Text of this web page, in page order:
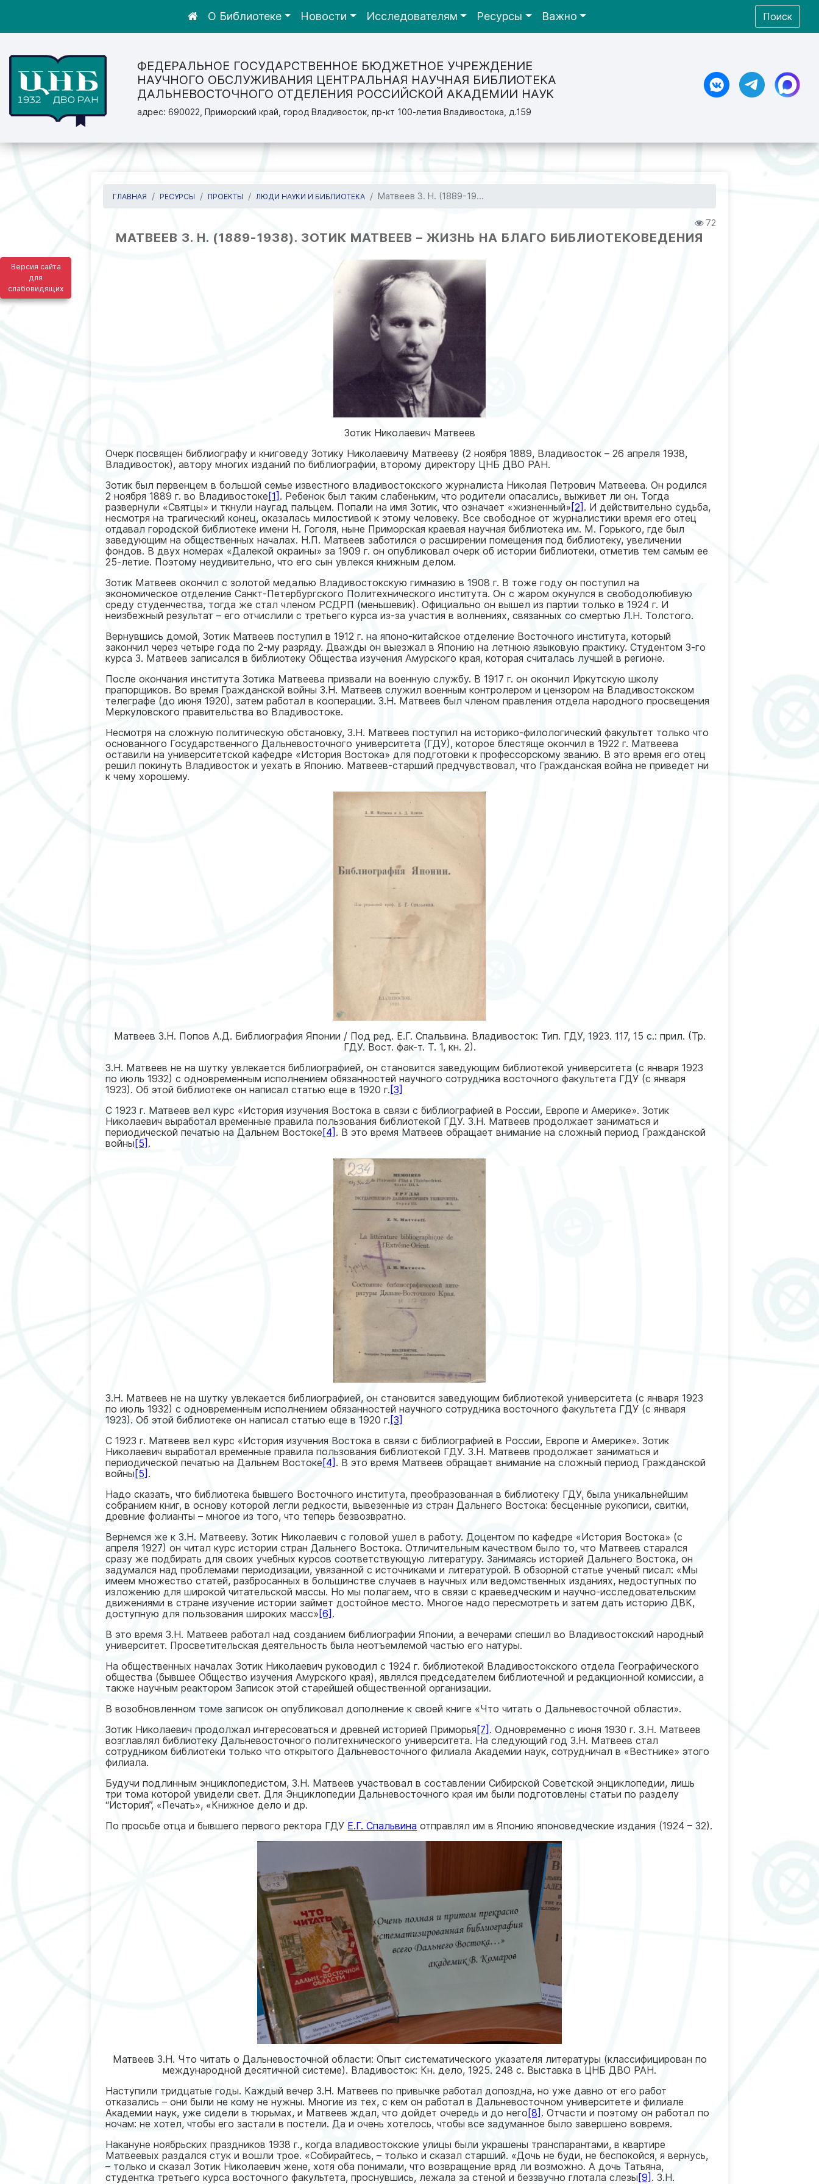
Версия сайта
для
слабовидящих
ФЕДЕРАЛЬНОЕ ГОСУДАРСТВЕННОЕ БЮДЖЕТНОЕ УЧРЕЖДЕНИЕ
НАУЧНОГО ОБСЛУЖИВАНИЯ ЦЕНТРАЛЬНАЯ НАУЧНАЯ БИБЛИОТЕКА
ДАЛЬНЕВОСТОЧНОГО ОТДЕЛЕНИЯ РОССИЙСКОЙ АКАДЕМИИ НАУК
адрес: 690022, Приморский край, город Владивосток, пр-кт 100-летия Владивостока, д.159
О Библиотеке Новости Исследователям Ресурсы Важно Поиск
ГЛАВНАЯ РЕСУРСЫ ПРОЕКТЫ ЛЮДИ НАУКИ И БИБЛИОТЕКА Матвеев З. Н. (1889-19...
72
МАТВЕЕВ З. Н. (1889-1938). ЗОТИК МАТВЕЕВ – ЖИЗНЬ НА БЛАГО БИБЛИОТЕКОВЕДЕНИЯ
Зотик Николаевич Матвеев
Очерк посвящен библиографу и книговеду Зотику Николаевичу Матвееву (2 ноября 1889, Владивосток – 26 апреля 1938,
Владивосток), автору многих изданий по библиографии, второму директору ЦНБ ДВО РАН.
Зотик был первенцем в большой семье известного владивостокского журналиста Николая Петрович Матвеева. Он родился
2 ноября 1889 г. во Владивостоке [1] . Ребенок был таким слабеньким, что родители опасались, выживет ли он. Тогда
развернули «Святцы» и ткнули наугад пальцем. Попали на имя Зотик, что означает «жизненный» [2] . И действительно судьба,
несмотря на трагический конец, оказалась милостивой к этому человеку. Все свободное от журналистики время его отец
отдавал городской библиотеке имени Н. Гоголя, ныне Приморская краевая научная библиотека им. М. Горького, где был
заведующим на общественных началах. Н.П. Матвеев заботился о расширении помещения под библиотеку, увеличении
фондов. В двух номерах «Далекой окраины» за 1909 г. он опубликовал очерк об истории библиотеки, отметив тем самым ее
25-летие. Поэтому неудивительно, что его сын увлекся книжным делом.
Зотик Матвеев окончил с золотой медалью Владивостокскую гимназию в 1908 г. В тоже году он поступил на
экономическое отделение Санкт-Петербургского Политехнического института. Он с жаром окунулся в свободолюбивую
среду студенчества, тогда же стал членом РСДРП (меньшевик). Официально он вышел из партии только в 1924 г. И
неизбежный результат – его отчислили с третьего курса из-за участия в волнениях, связанных со смертью Л.Н. Толстого.
Вернувшись домой, Зотик Матвеев поступил в 1912 г. на японо-китайское отделение Восточного института, который
закончил через четыре года по 2-му разряду. Дважды он выезжал в Японию на летнюю языковую практику. Студентом 3-го
курса З. Матвеев записался в библиотеку Общества изучения Амурского края, которая считалась лучшей в регионе.
После окончания института Зотика Матвеева призвали на военную службу. В 1917 г. он окончил Иркутскую школу
прапорщиков. Во время Гражданской войны З.Н. Матвеев служил военным контролером и цензором на Владивостокском
телеграфе (до июня 1920), затем работал в кооперации. З.Н. Матвеев был членом правления отдела народного просвещения
Меркуловского правительства во Владивостоке.
Несмотря на сложную политическую обстановку, З.Н. Матвеев поступил на историко-филологический факультет только что
основанного Государственного Дальневосточного университета (ГДУ), которое блестяще окончил в 1922 г. Матвеева
оставили на университетской кафедре «История Востока» для подготовки к профессорскому званию. В это время его отец
решил покинуть Владивосток и уехать в Японию. Матвеев-старший предчувствовал, что Гражданская война не приведет ни
к чему хорошему.
Матвеев З.Н. Попов А.Д. Библиография Японии / Под ред. Е.Г. Спальвина. Владивосток: Тип. ГДУ, 1923. 117, 15 с.: прил. (Тр.
ГДУ. Вост. фак-т. Т. 1, кн. 2).
З.Н. Матвеев не на шутку увлекается библиографией, он становится заведующим библиотекой университета (с января 1923
по июль 1932) с одновременным исполнением обязанностей научного сотрудника восточного факультета ГДУ (с января
1923). Об этой библиотеке он написал статью еще в 1920 г. [3]
С 1923 г. Матвеев вел курс «История изучения Востока в связи с библиографией в России, Европе и Америке». Зотик
Николаевич выработал временные правила пользования библиотекой ГДУ. З.Н. Матвеев продолжает заниматься и
периодической печатью на Дальнем Востоке [4] . В это время Матвеев обращает внимание на сложный период Гражданской
войны [5] .
З.Н. Матвеев не на шутку увлекается библиографией, он становится заведующим библиотекой университета (с января 1923
по июль 1932) с одновременным исполнением обязанностей научного сотрудника восточного факультета ГДУ (с января
1923). Об этой библиотеке он написал статью еще в 1920 г. [3]
С 1923 г. Матвеев вел курс «История изучения Востока в связи с библиографией в России, Европе и Америке». Зотик
Николаевич выработал временные правила пользования библиотекой ГДУ. З.Н. Матвеев продолжает заниматься и
периодической печатью на Дальнем Востоке[4] . В это время Матвеев обращает внимание на сложный период Гражданской
войны[5] .
Надо сказать, что библиотека бывшего Восточного института, преобразованная в библиотеку ГДУ, была уникальнейшим
собранием книг, в основу которой легли редкости, вывезенные из стран Дальнего Востока: бесценные рукописи, свитки,
древние фолианты – многое из того, что теперь безвозвратно.
Вернемся же к З.Н. Матвееву. Зотик Николаевич с головой ушел в работу. Доцентом по кафедре «История Востока» (с
апреля 1927) он читал курс истории стран Дальнего Востока. Отличительным качеством было то, что Матвеев старался
сразу же подбирать для своих учебных курсов соответствующую литературу. Занимаясь историей Дальнего Востока, он
задумался над проблемами периодизации, увязанной с источниками и литературой. В обзорной статье ученый писал: «Мы
имеем множество статей, разбросанных в большинстве случаев в научных или ведомственных изданиях, недоступных по
изложению для широкой читательской массы. Но мы полагаем, что в связи с краеведческим и научно-исследовательским
движениями в стране изучение истории займет достойное место. Многое надо пересмотреть и затем дать историю ДВК,
доступную для пользования широких масс» [6] .
В это время З.Н. Матвеев работал над созданием библиографии Японии, а вечерами спешил во Владивостокский народный
университет. Просветительская деятельность была неотъемлемой частью его натуры.
На общественных началах Зотик Николаевич руководил с 1924 г. библиотекой Владивостокского отдела Географического
общества (бывшее Общество изучения Амурского края), являлся председателем библиотечной и редакционной комиссии, а
также научным реактором Записок этой старейшей общественной организации.
В возобновленном томе записок он опубликовал дополнение к своей книге «Что читать о Дальневосточной области».
Зотик Николаевич продолжал интересоваться и древней историей Приморья[7] . Одновременно с июня 1930 г. З.Н. Матвеев
возглавлял библиотеку Дальневосточного политехнического университета. На следующий год З.Н. Матвеев стал
сотрудником библиотеки только что открытого Дальневосточного филиала Академии наук, сотрудничал в «Вестнике» этого
филиала.
Будучи подлинным энциклопедистом, З.Н. Матвеев участвовал в составлении Сибирской Советской энциклопедии, лишь
три тома которой увидели свет. Для Энциклопедии Дальневосточного края им были подготовлены статьи по разделу
“История”, «Печать», «Книжное дело и др.
По просьбе отца и бывшего первого ректора ГДУ Е.Г. Спальвина отправлял им в Японию японоведческие издания (1924 – 32).
Матвеев З.Н. Что читать о Дальневосточной области: Опыт систематического указателя литературы (классифицирован по
международной десятичной системе). Владивосток: Кн. дело, 1925. 248 с. Выставка в ЦНБ ДВО РАН.
Наступили тридцатые годы. Каждый вечер З.Н. Матвеев по привычке работал допоздна, но уже давно от его работ
отказались – они были не кому не нужны. Многие из тех, с кем он работал в Дальневосточном университете и филиале
Академии наук, уже сидели в тюрьмах, и Матвеев ждал, что дойдет очередь и до него [8] . Отчасти и поэтому он работал по
ночам: не хотел, чтобы его застали в постели. Да и очень хотелось, чтобы все задуманное было завершено вовремя.
Накануне ноябрьских праздников 1938 г., когда владивостокские улицы были украшены транспарантами, в квартире
Матвеевых раздался стук и вошли трое. «Собирайтесь, – только и сказал старший. «Дочь не буди, не беспокойся, я вернусь,
– только и сказал Зотик Николаевич жене, хотя оба понимали, что возвращение вряд ли возможно. А дочь Татьяна,
студентка третьего курса восточного факультета, проснувшись, лежала за стеной и беззвучно глотала слезы [9] . З.Н.